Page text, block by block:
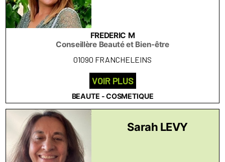
FREDERIC M
Conseillère Beauté et Bien-être
01090 FRANCHELEINS
VOIR PLUS
BEAUTE - COSMETIQUE
Sarah LEVY